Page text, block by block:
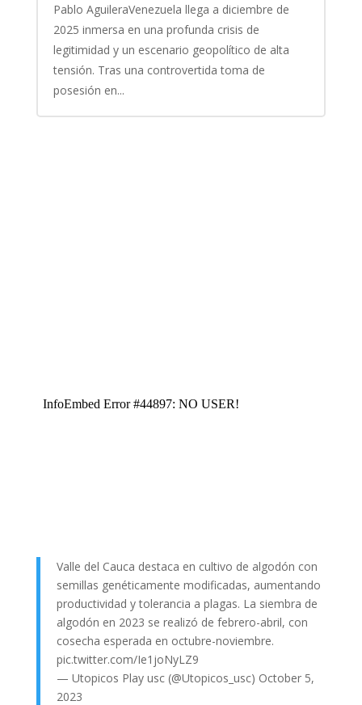
Pablo AguileraVenezuela llega a diciembre de
2025 inmersa en una profunda crisis de
legitimidad y un escenario geopolítico de alta
tensión. Tras una controvertida toma de
posesión en...
Valle del Cauca destaca en cultivo de algodón con
semillas genéticamente modificadas, aumentando
productividad y tolerancia a plagas. La siembra de
algodón en 2023 se realizó de febrero-abril, con
cosecha esperada en octubre-noviembre.
pic.twitter.com/Ie1joNyLZ9
— Utopicos Play usc (@Utopicos_usc) October 5,
2023